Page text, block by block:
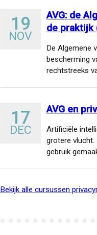
19
NOV
AVG: de
de praktijk
De Algemene
bescherming
rechtstreeks
17
DEC
AVG en
Artificiële
grotere vlucht.
gebruik
bekijk alle cursussen